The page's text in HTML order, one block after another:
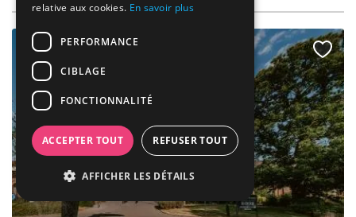
relative aux cookies. En savoir plus
PERFORMANCE
CIBLAGE
FONCTIONNALITÉ
ACCEPTER TOUT REFUSER TOUT
AFFICHER LES DÉTAILS